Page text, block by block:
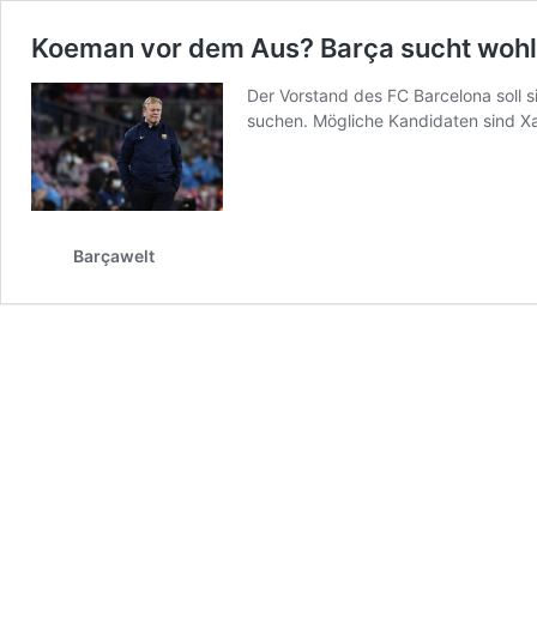
Koeman vor dem Aus? Barça sucht
Der Vorstand des FC Barcelona soll
suchen. Mögliche Kandidaten sind
Barçawelt